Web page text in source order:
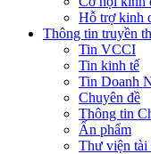
Hỗ trợ kinh
Thông tin truyền
Tin VCCI
Tin kinh tế
Tin Doanh
Chuyên đề
Thông tin
Ấn phẩm
Thư viện tài